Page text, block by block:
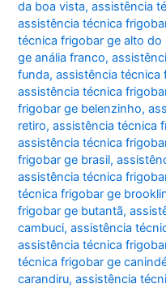
da boa vista,assistência
assistência técnica
técnica frigobar ge alto do
ge anália franco,
funda,assistência técnica
assistência técnica
frigobar ge belenzinho,
retiro,assistência técnica
assistência técnica
frigobar ge brasil,
assistência técnica
técnica frigobar ge
frigobar ge butantã,
cambuci,assistência
assistência técnica
técnica frigobar ge
carandiru,assistência